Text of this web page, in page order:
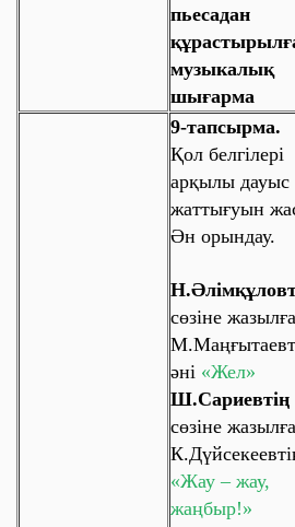
пьесадан
музыкалық
шығарма
9-тапсырма.
Қол белгілері
арқылы дауыс
жаттығуын
Ән орындау.
сөзіне
әні «Жел»
Ш.Сариевтің
сөзіне
«Жау – жау,
жаңбыр!»